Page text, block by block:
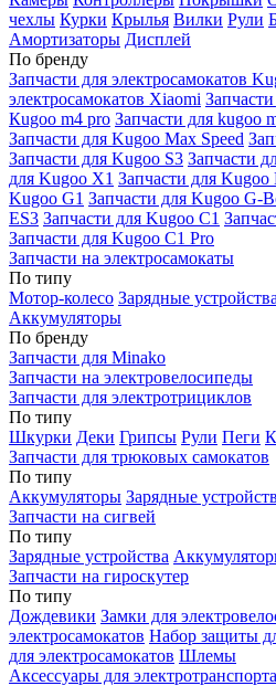
чехлы Курки Крылья Вилки Рули
Амортизаторы Дисплей
По бренду
Запчасти для электросамокатов
электросамокатов Xiaomi
Кugoo m4 pro Запчасти для kugoo
Запчасти для Kugoo Max Speed
Запчасти для Kugoo S3 Запчасти
для Kugoo X1 Запчасти для
Kugoo G1 Запчасти для Kugoo G-
ES3 Запчасти для Kugoo C1
Запчасти для Kugoo C1 Pro
Запчасти на электросамокаты
По типу
Мотор-колесо Зарядные устройства
Аккумуляторы
По бренду
Запчасти для Minako
Запчасти на электровелосипеды
Запчасти для электротрициклов
По типу
Шкурки Деки Грипсы Рули Пеги
Запчасти для трюковых самокатов
По типу
Аккумуляторы Зарядные
Запчасти на сигвей
По типу
Зарядные устройства
Запчасти на гироскутер
По типу
Дождевики Замки для
электросамокатов Набор защиты
для электросамокатов Шлемы
Аксессуары для электротранспорта